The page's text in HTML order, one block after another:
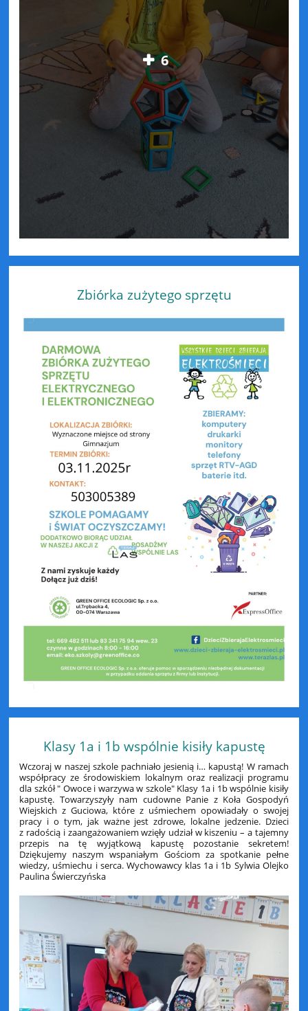
6
Zbiórka zużytego sprzętu
Klasy 1a i 1b wspólnie kisiły kapustę
Wczoraj w naszej szkole pachniało jesienią i… kapustą! W ramach
współpracy ze środowiskiem lokalnym oraz realizacji programu
dla szkół " Owoce i warzywa w szkole" Klasy 1a i 1b wspólnie kisiły
kapustę. Towarzyszyły nam cudowne Panie z Koła Gospodyń
Wiejskich z Guciowa, które z uśmiechem opowiadały o swojej
pracy i o tym, jak ważne jest zdrowe, lokalne jedzenie. Dzieci
z radością i zaangażowaniem wzięły udział w kiszeniu – a tajemny
przepis na tę wyjątkową kapustę pozostanie sekretem!
Dziękujemy naszym wspaniałym Gościom za spotkanie pełne
wiedzy, uśmiechu i serca. Wychowawcy klas 1a i 1b Sylwia Olejko
Paulina Świerczyńska